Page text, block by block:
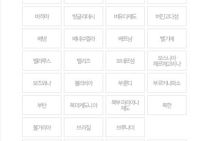
바하마 방글라데시 버뮤다제도 버진고다섬
베냉 베네수엘라 베트남 벨기에
벨라루스 벨리즈 보네르섬
보스니아
헤르체고비나
보츠와나 볼리비아 부룬디 부르키나파소
부탄 북마케도니아
북부 마리아나
제도
북한
불가리아 브라질 브루나이